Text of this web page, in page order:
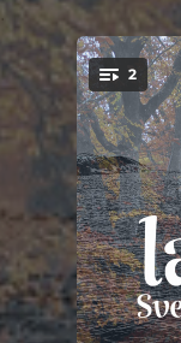
2
.